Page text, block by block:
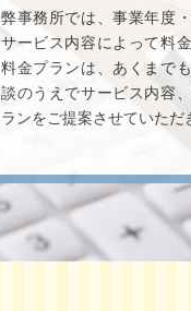
弊事務所では、事業年度
サービス内容によって料
料金プランは、あくまで
談のうえでサービス内容
ランをご提案させていただ